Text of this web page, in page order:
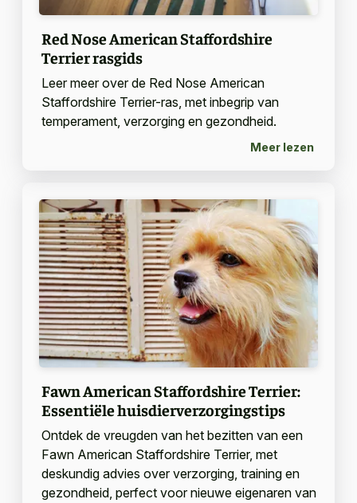
Red Nose American Staffordshire
Terrier rasgids
Leer meer over de Red Nose American
Staffordshire Terrier-ras, met inbegrip van
temperament, verzorging en gezondheid.
Meer lezen
Fawn American Staffordshire Terrier:
Essentiële huisdierverzorgingstips
Ontdek de vreugden van het bezitten van een
Fawn American Staffordshire Terrier, met
deskundig advies over verzorging, training en
gezondheid, perfect voor nieuwe eigenaren van